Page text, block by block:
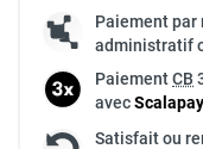
Paiement par
administratif
PaiementCB
avecScalapay
Satisfait ou